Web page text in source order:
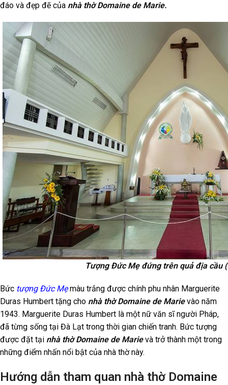
đáo và đẹp đẽ của nhà thờ Domaine de Marie.
Tượng Đức Mẹ đứng trên quả địa cầu
Bức tượng Đức Mẹmàu trắng được chính phu nhân Marguerite
Duras Humbert tặng cho nhà thờ Domaine de Marievào năm
1943. Marguerite Duras Humbert là một nữ văn sĩ người Pháp,
đã từng sống tại Đà Lạt trong thời gian chiến tranh. Bức tượng
được đặt tại nhà thờ Domaine de Marievà trở thành một trong
những điểm nhấn nổi bật của nhà thờ này.
Hướng dẫn tham quan nhà thờ Domaine